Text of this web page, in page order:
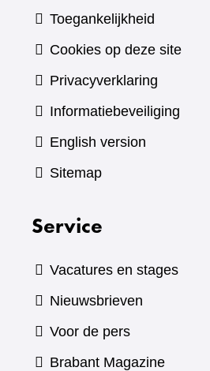
Toegankelijkheid
Cookies op deze site
Privacyverklaring
Informatiebeveiliging
English version
Sitemap
Service
Vacatures en stages
Nieuwsbrieven
Voor de pers
Brabant Magazine(verwijst